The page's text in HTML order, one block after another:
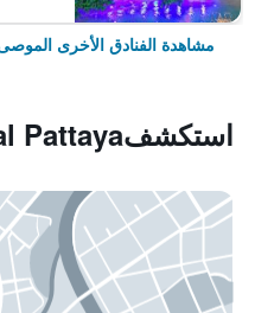
مشاهدة الفنادق الأخرى
استكشفCentral Pattaya, باتايا